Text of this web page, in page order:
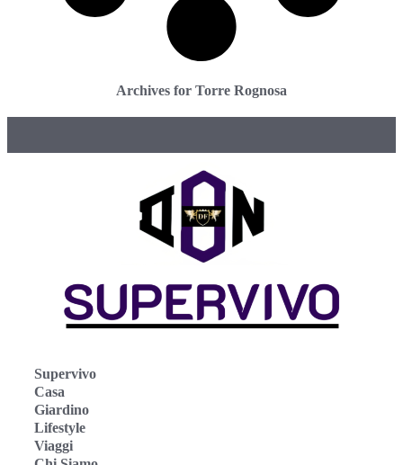
Archives for Torre Rognosa
Supervivo
Casa
Giardino
Lifestyle
Viaggi